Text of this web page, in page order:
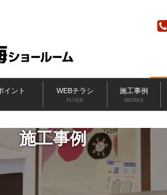
イント WEBチラシ
FLYER
施工事例
WORKS
施工事例